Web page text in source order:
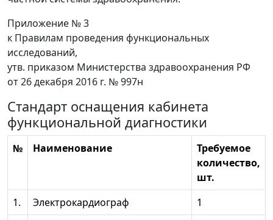
Приложение № 3
к Правилам проведения функциональных
исследований,
утв. приказом Министерства здравоохранения РФ
от 26 декабря 2016 г. № 997н
Стандарт оснащения кабинета
функциональной диагностики
№ Наименование
Требуемое
количество,
шт.
1.
Электрокардиограф
1